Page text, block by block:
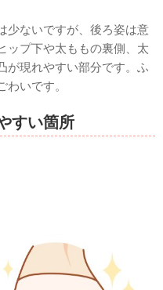
少ないですが、後ろ姿は意
ップ下や太ももの裏側、太
が現れやすい部分です。ふ
わいです。
すい箇所